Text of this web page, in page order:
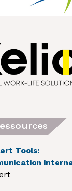
Tools:
interne